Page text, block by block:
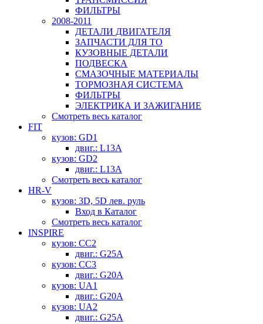
ФИЛЬТРЫ
2008-2011
ДЕТАЛИ ДВИГАТЕЛЯ
ЗАПЧАСТИ ДЛЯ ТО
КУЗОВНЫЕ ДЕТАЛИ
ПОДВЕСКА
СМАЗОЧНЫЕ МАТЕРИАЛЫ
ТОРМОЗНАЯ СИСТЕМА
ФИЛЬТРЫ
ЭЛЕКТРИКА И ЗАЖИГАНИЕ
Смотреть весь каталог
FIT
кузов: GD1
двиг.: L13A
кузов: GD2
двиг.: L13A
Смотреть весь каталог
HR-V
кузов: 3D, 5D лев. руль
Вход в Каталог
Смотреть весь каталог
INSPIRE
кузов: CC2
двиг.: G25A
кузов: CC3
двиг.: G20A
кузов: UA1
двиг.: G20A
кузов: UA2
двиг.: G25A